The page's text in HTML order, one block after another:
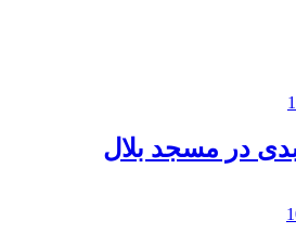
عبدی در مسجد بلال